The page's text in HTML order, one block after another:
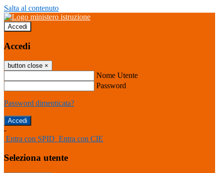
Salta al contenuto
Accedi
Accedi
button close ×
Nome Utente
Password
Password dimenticata?
-
Entra con SPID Entra con CIE
Seleziona utente